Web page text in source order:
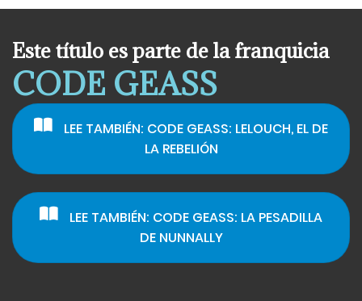
Este título es parte de la franquicia
CODE GEASS
LEE TAMBIÉN: CODE GEASS: LELOUCH, EL DE
LA REBELIÓN
LEE TAMBIÉN: CODE GEASS: LA PESADILLA
DE NUNNALLY